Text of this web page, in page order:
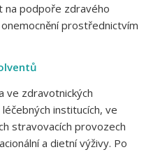
na podpoře zdravého
prostřednictvím
ve zdravotnických
institucích, ve
stravovacích provozech
a dietní výživy. Po